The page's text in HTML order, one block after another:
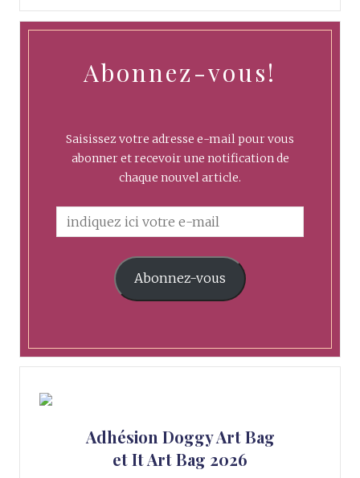
Abonnez-vous!
Saisissez votre adresse e-mail pour vous
abonner et recevoir une notification de
chaque nouvel article.
Abonnez-vous
Adhésion Doggy Art Bag
et It Art Bag 2026